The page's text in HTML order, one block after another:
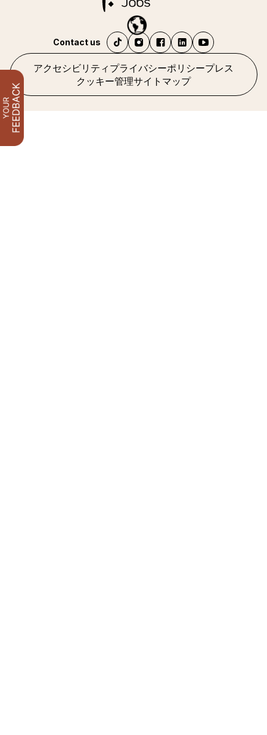
アクセシビリティ プライバシーポリシープレス
クッキー管理サイトマップ
Contact us